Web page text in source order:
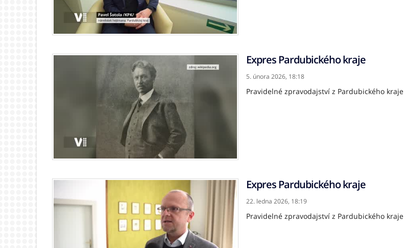
Expres Pardubického kraje
5. února 2026, 18:18
Pravidelné zpravodajství z Pardubického kraje
Expres Pardubického kraje
22. ledna 2026, 18:19
Pravidelné zpravodajství z Pardubického kraje